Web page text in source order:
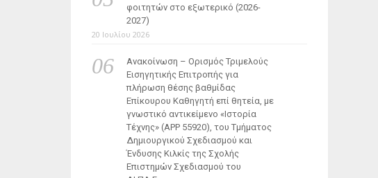
φοιτητών στο εξωτερικό (2026-
2027)
20 Ιουλίου 2026
Ανακοίνωση – Ορισμός Τριμελούς
Εισηγητικής Επιτροπής για
πλήρωση θέσης βαθμίδας
Επίκουρου Καθηγητή επί θητεία, με
γνωστικό αντικείμενο «Ιστορία
Τέχνης» (ΑΡΡ 55920), του Τμήματος
Δημιουργικού Σχεδιασμού και
Ένδυσης Κιλκίς της Σχολής
Επιστημών Σχεδιασμού του